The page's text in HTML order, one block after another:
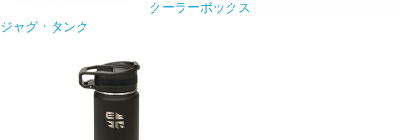
クーラーボックス
ジャグ・タンク